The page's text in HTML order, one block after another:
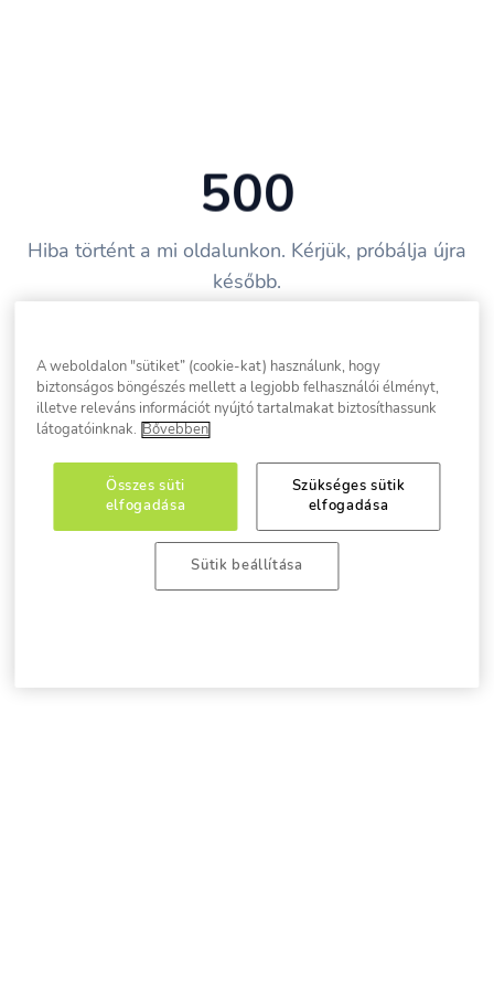
500
Hiba történt a mi oldalunkon. Kérjük, próbálja újra
később.
A weboldalon "sütiket” (cookie-kat) használunk, hogy
biztonságos böngészés mellett a legjobb felhasználói élményt,
illetve releváns információt nyújtó tartalmakat biztosíthassunk
látogatóinknak.
Bővebben
Összes süti
elfogadása
Szükséges sütik
elfogadása
Sütik beállítása